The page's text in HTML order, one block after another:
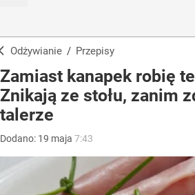
Odżywianie / Przepisy
Zamiast kanapek robię
Znikają ze stołu, zanim
talerze
Dodano: 19 maja 7:43